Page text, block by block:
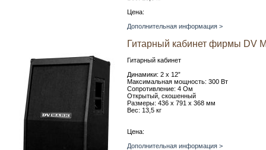
Цена:
Дополнительная информация >
Гитарный кабинет фирмы DV
Гитарный кабинет
Динамики: 2 x 12”
Максимальная мощность: 300 Вт
Сопротивление: 4 Ом
Открытый, скошенный
Размеры: 436 х 791 х 368 мм
Вес: 13,5 кг
Цена:
Дополнительная информация >